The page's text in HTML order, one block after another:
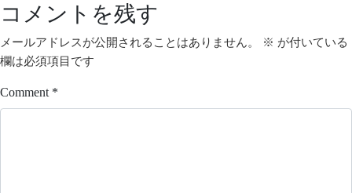
コメントを残す
メールアドレスが公開されることはありません。 ※ が付いている
欄は必須項目です
Comment *